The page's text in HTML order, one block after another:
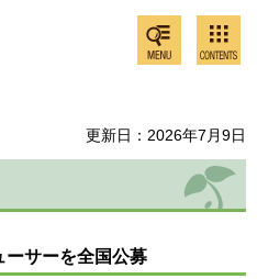
ンツメ
ニュー
共通メ
ニュー
更新日：2026年7月9日
ーサーを全国公募